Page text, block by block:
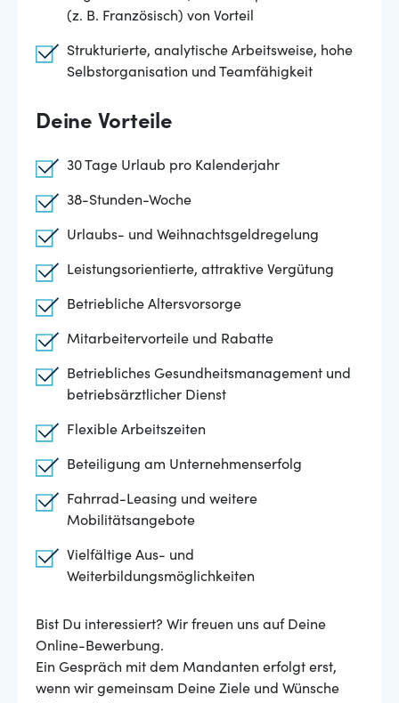
(z. B. Französisch) von Vorteil
Strukturierte, analytische Arbeitsweise, hohe
Selbstorganisation und Teamfähigkeit
Deine Vorteile
30 Tage Urlaub pro Kalenderjahr
38-Stunden-Woche
Urlaubs- und Weihnachtsgeldregelung
Leistungsorientierte, attraktive Vergütung
Betriebliche Altersvorsorge
Mitarbeitervorteile und Rabatte
Betriebliches Gesundheitsmanagement und
betriebsärztlicher Dienst
Flexible Arbeitszeiten
Beteiligung am Unternehmenserfolg
Fahrrad-Leasing und weitere
Mobilitätsangebote
Vielfältige Aus- und
Weiterbildungsmöglichkeiten
Bist Du interessiert? Wir freuen uns auf Deine
Online-Bewerbung.
Ein Gespräch mit dem Mandanten erfolgt erst,
wenn wir gemeinsam Deine Ziele und Wünsche